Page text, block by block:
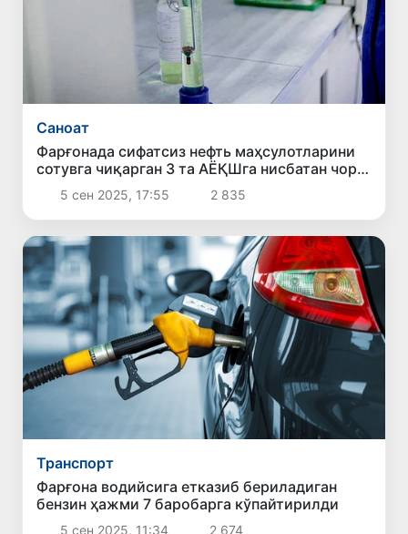
Саноат
Фарғонада сифатсиз нефть маҳсулотларини
сотувга чиқарган 3 та АЁҚШга нисбатан чора
кўрилди
5 сен 2025, 17:55 2 835
Транспорт
Фарғона водийсига етказиб бериладиган
бензин ҳажми 7 баробарга кўпайтирилди
5 сен 2025, 11:34 2 674